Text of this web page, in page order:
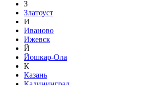
З
Златоуст
И
Иваново
Ижевск
Й
Йошкар-Ола
К
Казань